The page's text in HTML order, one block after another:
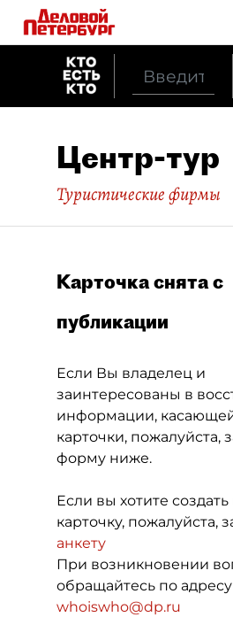
Центр-тур
Туристические фирмы
Карточка снята с
публикации
Если Вы владелец и
заинтересованы в
информации,
карточки, пожалуйста,
форму ниже.
Если вы хотите
карточку, пожалуйста,
анкету
При возникновении
обращайтесь по адресу
whoiswho@dp.ru